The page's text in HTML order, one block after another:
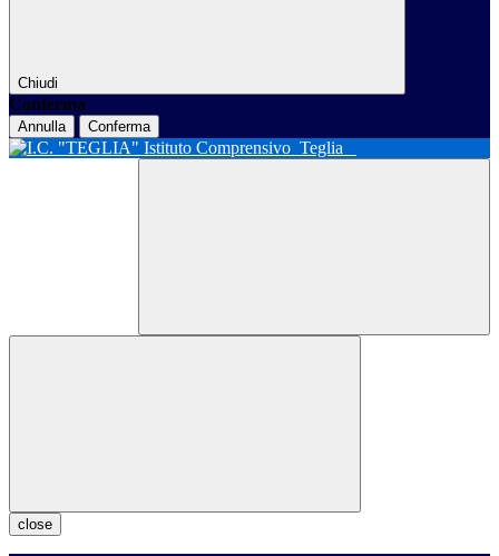
Chiudi
Conferma
Annulla Conferma
Istituto Comprensivo Teglia
close